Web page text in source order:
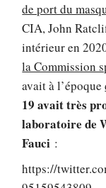
de port du
CIA, John
intérieur en
la Commission
avait à l’époque
19 avait très
laboratoire de
Fauci :
https://